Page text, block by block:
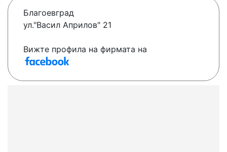
Благоевград
ул."Васил Априлов" 21
Вижте профила на фирмата на